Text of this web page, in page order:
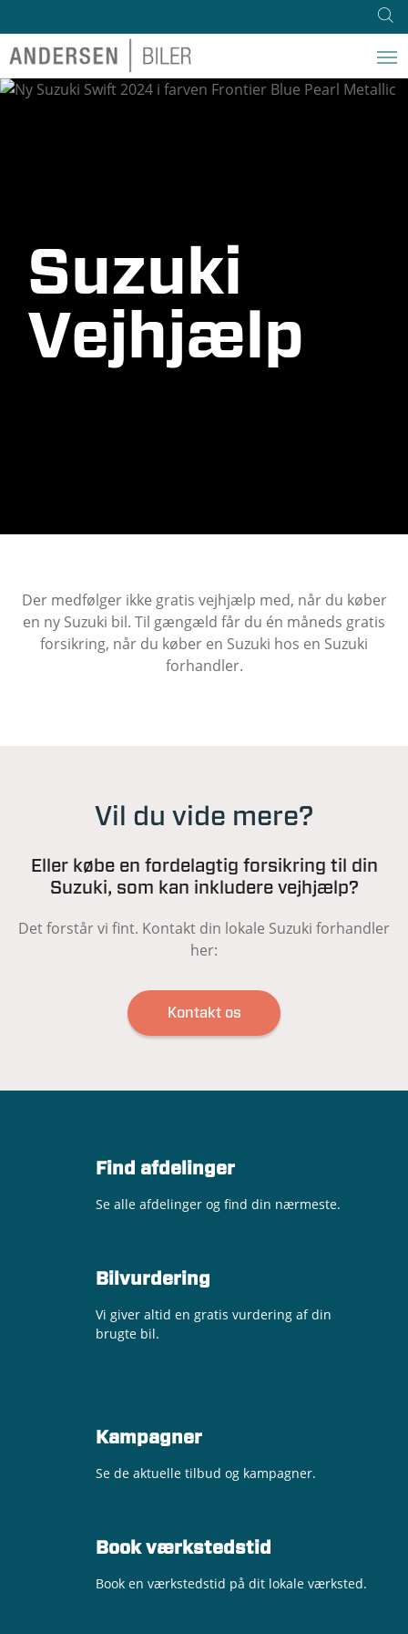
Suzuki
Vejhjælp
​Der medfølger ikke gratis vejhjælp med, når du køber
en ny Suzuki bil. Til gængæld får du én måneds gratis
forsikring, når du køber en Suzuki hos en Suzuki
forhandler.
Vil du vide mere?
Eller købe en fordelagtig forsikring til din
Suzuki, som kan inkludere vejhjælp?
Det forstår vi fint. Kontakt din lokale Suzuki forhandler
her:
Kontakt os
Find afdelinger
Se alle afdelinger og find din nærmeste.
Bilvurdering
Vi giver altid en gratis vurdering af din
brugte bil.
Kampagner
Se de aktuelle tilbud og kampagner.
Book værkstedstid
Book en værkstedstid på dit lokale værksted.